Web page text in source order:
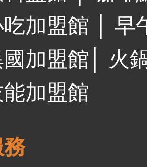
加盟館
早
國加盟館
火
加盟館